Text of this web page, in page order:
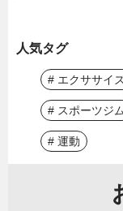
人気タグ
# エクササイ
# スポーツジム
# 運動